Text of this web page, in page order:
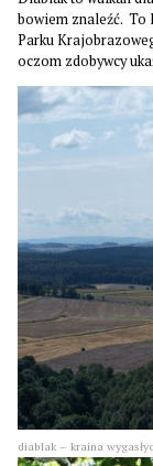
bowiem znaleźć. To
Parku
oczom zdobywcy
diablak – kraina